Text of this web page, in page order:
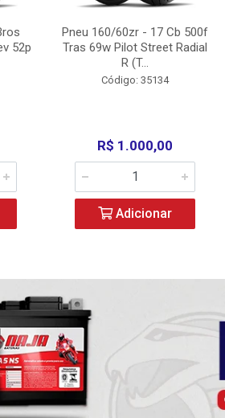
52p
Pneu 160/60zr - 17 Cb 500f
Tras 69w Pilot Street Radial
R (T...
Código: 35134
R$ 1.000,00
Adicionar